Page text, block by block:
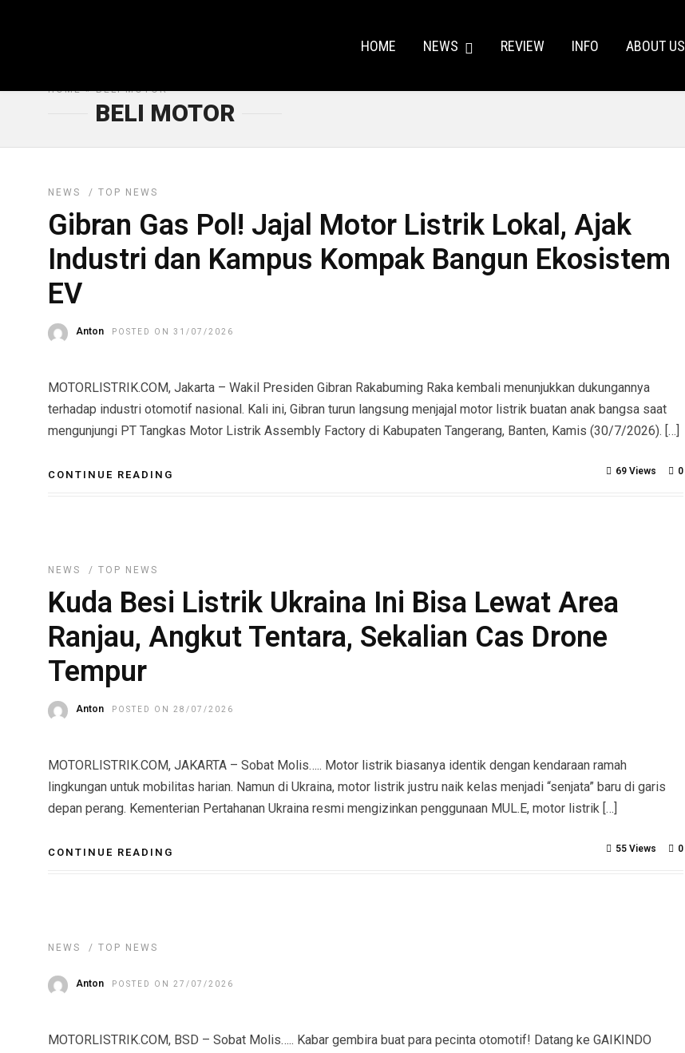
HOME NEWS REVIEW INFO ABOUT US
HOME» BELI MOTOR
BELI MOTOR
NEWS / TOP NEWS
Gibran Gas Pol! Jajal Motor Listrik Lokal, Ajak
Industri dan Kampus Kompak Bangun Ekosistem
EV
Anton POSTED ON 31/07/2026
MOTORLISTRIK.COM, Jakarta – Wakil Presiden Gibran Rakabuming Raka kembali menunjukkan dukungannya
terhadap industri otomotif nasional. Kali ini, Gibran turun langsung menjajal motor listrik buatan anak bangsa saat
mengunjungi PT Tangkas Motor Listrik Assembly Factory di Kabupaten Tangerang, Banten, Kamis (30/7/2026). […]
CONTINUE READING 0
69 Views
NEWS / TOP NEWS
Kuda Besi Listrik Ukraina Ini Bisa Lewat Area
Ranjau, Angkut Tentara, Sekalian Cas Drone
Tempur
Anton POSTED ON 28/07/2026
MOTORLISTRIK.COM, JAKARTA – Sobat Molis….. Motor listrik biasanya identik dengan kendaraan ramah
lingkungan untuk mobilitas harian. Namun di Ukraina, motor listrik justru naik kelas menjadi “senjata” baru di garis
depan perang. Kementerian Pertahanan Ukraina resmi mengizinkan penggunaan MUL.E, motor listrik […]
CONTINUE READING 0
55 Views
NEWS / TOP NEWS
Anton POSTED ON 27/07/2026
MOTORLISTRIK.COM, BSD – Sobat Molis….. Kabar gembira buat para pecinta otomotif! Datang ke GAIKINDO